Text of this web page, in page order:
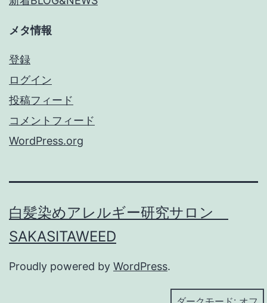
メタ情報
登録
ログイン
投稿フィード
コメントフィード
WordPress.org
白髪染めアレルギー研究サロン
SAKASITAWEED
Proudly powered by WordPress.